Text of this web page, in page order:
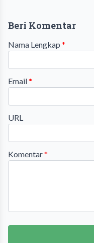
Beri Komentar
Nama Lengkap *
Email*
URL
Komentar*